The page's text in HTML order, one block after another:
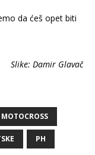
da ćeš opet biti
Slike: Damir Glavač
MOTOCROSS
PH